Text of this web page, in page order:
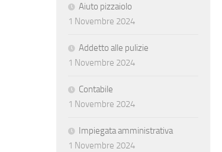
Aiuto pizzaiolo
1 Novembre 2024
Addetto alle pulizie
1 Novembre 2024
Contabile
1 Novembre 2024
Impiegata amministrativa
1 Novembre 2024